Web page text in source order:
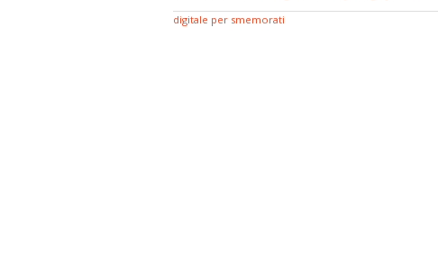
digitale per smemorati